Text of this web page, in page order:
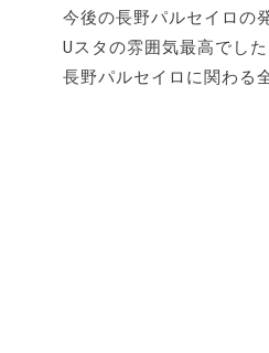
今後の長野パルセイロの
Uスタの雰囲気最高でした
長野パルセイロに関わる